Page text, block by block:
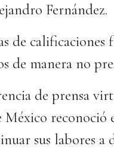
Fernández.
de
de manera no
de prensa
México
sus labores a